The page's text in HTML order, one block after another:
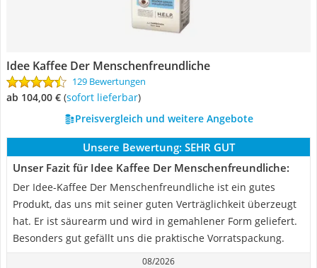
Idee Kaffee Der Menschenfreundliche
129 Bewertungen
ab 104,00 € ( Sofort lieferbar)
Preisvergleich und weitere Angebote
Unsere Bewertung: SEHR GUT
Unser Fazit für Idee Kaffee Der Menschenfreundliche:
Der Idee-Kaffee Der Menschenfreundliche ist ein gutes
Produkt, das uns mit seiner guten Verträglichkeit überzeugt
hat. Er ist säurearm und wird in gemahlener Form geliefert.
Besonders gut gefällt uns die praktische Vorratspackung.
08/2026